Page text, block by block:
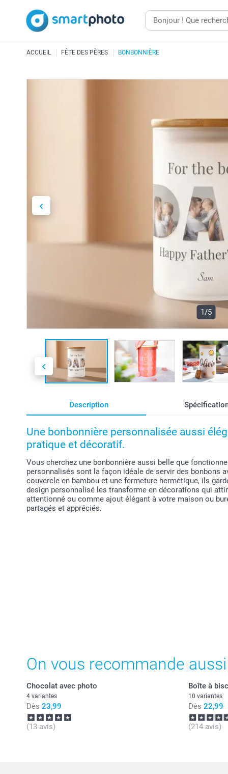
ACCUEIL FÊTE DES PÈRES BONBONNIÈRE
1/5
Description
Une bonbonnière personnalisée aussi
pratique et décoratif.
Vous cherchez une bonbonnière aussi belle que
personnalisés sont la façon idéale de servir des bonbons
couvercle en bambou et une fermeture hermétique, ils
design personnalisé les transforme en décorations qui
attentionné ou comme ajout élégant à votre maison ou
partagés et appréciés.
On vous recommande aussi
Chocolat avec photo
4 variantes
Dès 23,99
(13 avis)
Boîte à
10 variantes
Dès 22,99
(214 avis)